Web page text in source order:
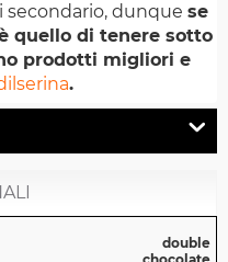
secondario, dunque se
quello di tenere sotto
prodotti migliori e
.
double